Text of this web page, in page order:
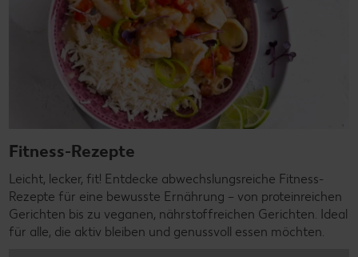
Fitness-Rezepte
Leicht, lecker, fit! Entdecke abwechslungsreiche Fitness-
Rezepte für eine bewusste Ernährung – von proteinreichen
Gerichten bis zu veganen, nährstoffreichen Gerichten. Ideal
für alle, die aktiv bleiben und genussvoll essen möchten.